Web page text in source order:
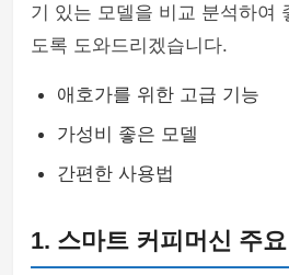
기 있는 모델을 비교 분석하여
도록 도와드리겠습니다.
애호가를 위한 고급 기능
가성비 좋은 모델
간편한 사용법
1. 스마트 커피머신 주